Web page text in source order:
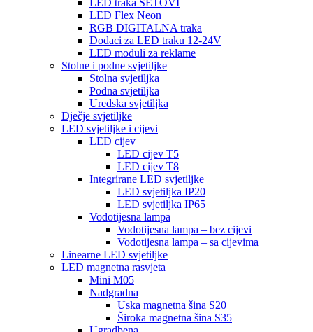
LED traka SETOVI
LED Flex Neon
RGB DIGITALNA traka
Dodaci za LED traku 12-24V
LED moduli za reklame
Stolne i podne svjetiljke
Stolna svjetiljka
Podna svjetiljka
Uredska svjetiljka
Dječje svjetiljke
LED svjetiljke i cijevi
LED cijev
LED cijev T5
LED cijev T8
Integrirane LED svjetiljke
LED svjetiljka IP20
LED svjetiljka IP65
Vodotijesna lampa
Vodotijesna lampa – bez cijevi
Vodotijesna lampa – sa cijevima
Linearne LED svjetiljke
LED magnetna rasvjeta
Mini M05
Nadgradna
Uska magnetna šina S20
Široka magnetna šina S35